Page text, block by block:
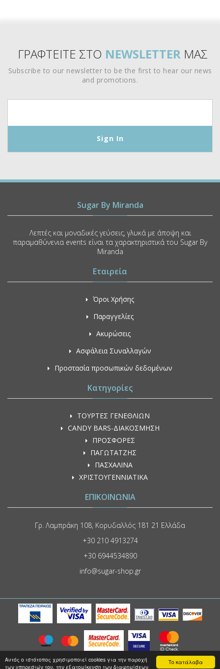
Το κατάλαβα
Αυτός ο ιστότοπος χρησιμοποιεί cookies για την παροχή
των υπηρεσιών του, την εξατομίκευση των διαφημίσεων
ΓΡΑΦΤΕΙΤΕ ΣΤΟ NEWSLETTERΜΑΣ
Subscribe to our newsletter to be the first to hear our news
and promotions.
Sugar By Miranda
Λεπτές και μοναδικές γεύσεις, γλυκά με άποψη και
παραμαθύνενια events είναι τα χαρακτηριστικά του Sugar By
Miranda
Εταιρεία
Όροι Χρήσης
Παραγγελίες
Ακυρώσεις
Ασφάλεια Συναλλαγών
Προστασία προσωπικών δεδομένων
Κατηγορίες
ΤΟΥΡΤΕΣ ΓΕΝΕΘΛΙΩΝ
CANDY BARS-ΔΙΑΚΟΣΜΗΣΗ
ΠΡΟΣΦΟΡΕΣ
ΠΑΓΩΤΑΤΖΗΣ
ΠΑΣΧΑΛΙΝΑ
ΧΡΙΣΤΟΥΓΕΝΝΙΑΤΙΚΑ
ΕΠΙΚΟΙΝΩΝΙΑ
Γρ. Λαμπράκη 108, Κορυδαλλός 181 21 Ελλάδα
+30 210 4913274
+30 6944534890
info@sugar-shop.gr
© 2026 www.sugarpastry.gr - All Rights Reserved |
Κατασκευή Eshop